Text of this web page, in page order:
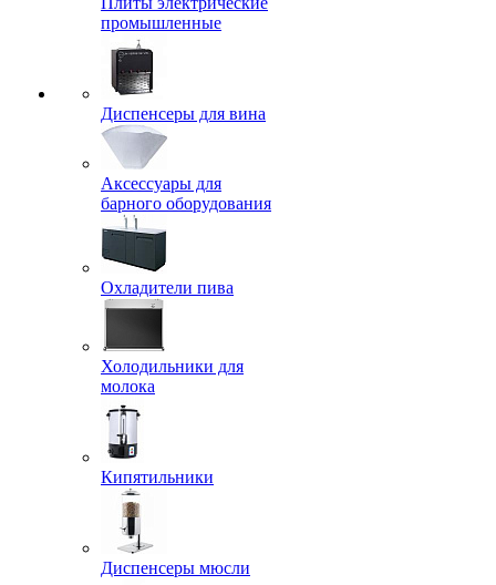
промышленные
Диспенсеры для вина
Аксессуары для
барного оборудования
Охладители пива
Холодильники для
молока
Кипятильники
Диспенсеры мюсли